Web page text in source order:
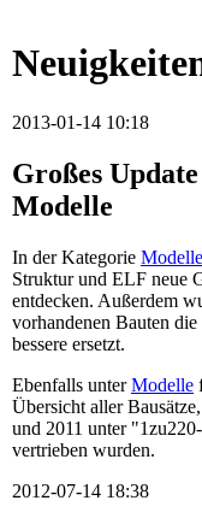
2013-01-14 10:18
Großes
Modelle
In der Kategorie Modelle
Struktur und ELF neue
entdecken. Außerdem
vorhandenen Bauten
bessere ersetzt.
Ebenfalls unterModelle
Übersicht aller
und 2011 unter
vertrieben wurden.
2012-07-14 18:38